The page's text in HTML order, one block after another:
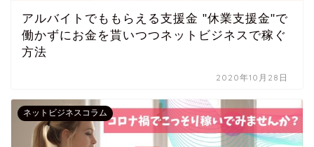
アルバイトでももらえる支援金 "休業支援金"で
働かずにお金を貰いつつネットビジネスで稼ぐ
方法
2020年10月28日
ネットビジネスコラム